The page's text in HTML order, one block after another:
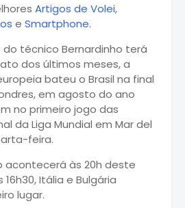
Artigos de Volei,
e Smartphone.
técnico Bernardinho terá
dos últimos meses, a
bateu o Brasil na final
em agosto do ano
no primeiro jogo das
da Liga Mundial em Mar del
feira.
acontecerá às 20h deste
Itália e Bulgária
lugar.